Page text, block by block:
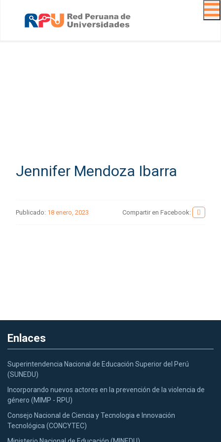
Jennifer Mendoza Ibarra
Publicado: 18 enero, 2023 Compartir en Facebook:
Enlaces
Superintendencia Nacional de Educación Superior del Perú
(SUNEDU)
Incorporando nuevos actores en la prevención de la violencia de
género (MIMP - RPU)
Consejo Nacional de Ciencia y Tecnologia e Innovación
Tecnológica (CONCYTEC)